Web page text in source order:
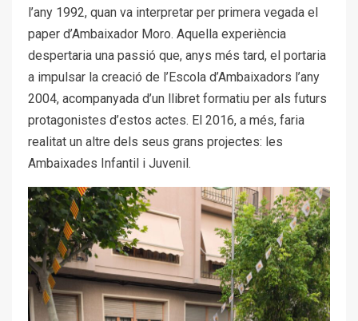
l’any 1992, quan va interpretar per primera vegada el
paper d’Ambaixador Moro. Aquella experiència
despertaria una passió que, anys més tard, el portaria
a impulsar la creació de l’Escola d’Ambaixadors l’any
2004, acompanyada d’un llibret formatiu per als futurs
protagonistes d’estos actes. El 2016, a més, faria
realitat un altre dels seus grans projectes: les
Ambaixades Infantil i Juvenil.